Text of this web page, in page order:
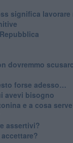
significa lavorare
dovremmo
forse adesso…
avevi bisogno
e a cosa
assertivi?